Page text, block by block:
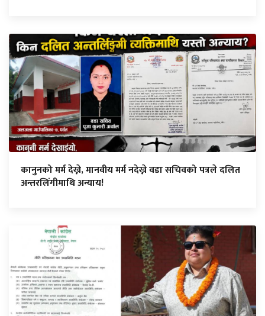
कानुनको मर्म देख्ने, मानवीय मर्म नदेख्ने वडा सचिवको पत्रले दलित
अन्तरलिंगीमाथि अन्याय!